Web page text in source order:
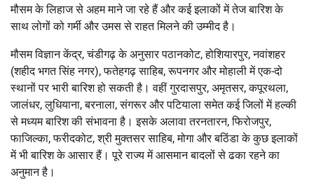
मौसम के लिहाज से अहम माने जा रहे हैं और कई इलाकों में तेज बारिश के
साथ लोगों को गर्मी और उमस से राहत मिलने की उम्मीद है।
मौसम विज्ञान केंद्र, चंडीगढ़ के अनुसार पठानकोट, होशियारपुर, नवांशहर
(शहीद भगत सिंह नगर), फतेहगढ़ साहिब, रूपनगर और मोहाली में एक-दो
स्थानों पर भारी बारिश हो सकती है। वहीं गुरदासपुर, अमृतसर, कपूरथला,
जालंधर, लुधियाना, बरनाला, संगरूर और पटियाला समेत कई जिलों में हल्की
से मध्यम बारिश की संभावना है। इसके अलावा तरनतारन, फिरोजपुर,
फाजिल्का, फरीदकोट, श्री मुक्तसर साहिब, मोगा और बठिंडा के कुछ इलाकों
में भी बारिश के आसार हैं। पूरे राज्य में आसमान बादलों से ढका रहने का
अनुमान है।